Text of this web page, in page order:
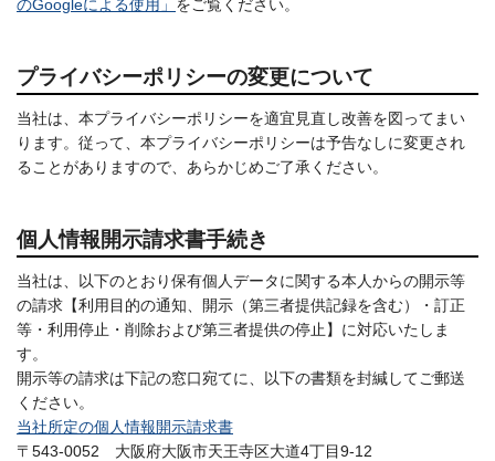
のGoogleによる使用」 をご覧ください。
プライバシーポリシーの変更について
当社は、本プライバシーポリシーを適宜見直し改善を図ってまい
ります。従って、本プライバシーポリシーは予告なしに変更され
ることがありますので、あらかじめご了承ください。
個人情報開示請求書手続き
当社は、以下のとおり保有個人データに関する本人からの開示等
の請求【利用目的の通知、開示（第三者提供記録を含む）・訂正
等・利用停止・削除および第三者提供の停止】に対応いたしま
す。
開示等の請求は下記の窓口宛てに、以下の書類を封緘してご郵送
ください。
当社所定の個人情報開示請求書
〒543-0052 大阪府大阪市天王寺区大道4丁目9-12